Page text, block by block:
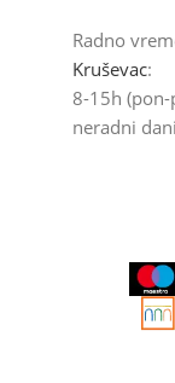
Radno
Kruševac:
8-15h (pon-
neradni